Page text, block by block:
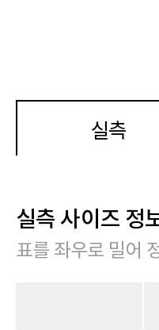
실측
실측 사이즈 정
표를 좌우로 밀어